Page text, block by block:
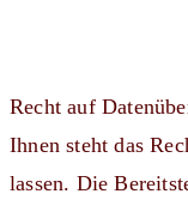
Recht auf
Ihnen steht das
lassen. Die